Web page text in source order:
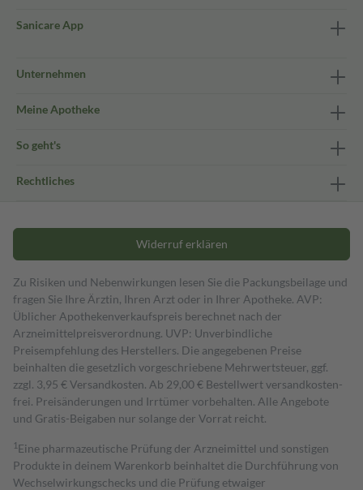
Sanicare App
Unternehmen
Meine Apotheke
So geht's
Rechtliches
Widerruf erklären
Zu Risiken und Nebenwirkungen lesen Sie die Packungsbeilage und
fragen Sie Ihre Ärztin, Ihren Arzt oder in Ihrer Apotheke. AVP:
Üblicher Apothekenverkaufspreis berechnet nach der
Arzneimittelpreisverordnung. UVP: Unverbindliche
Preisempfehlung des Herstellers. Die angegebenen Preise
beinhalten die gesetzlich vorgeschriebene Mehrwertsteuer, ggf.
zzgl. 3,95 € Versandkosten. Ab 29,00 € Bestell­wert versand­kosten­
frei. Preisänderungen und Irrtümer vorbehalten. Alle Angebote
und Gratis-Beigaben nur solange der Vorrat reicht.
1 Eine pharmazeutische Prüfung der Arzneimittel und sonstigen
Produkte in deinem Warenkorb beinhaltet die Durchführung von
Wechselwirkungschecks und die Prüfung etwaiger